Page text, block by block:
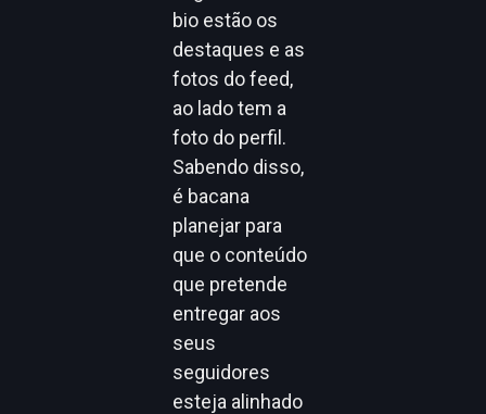
bio estão os
destaques e as
fotos do feed,
ao lado tem a
foto do perfil.
Sabendo disso,
é bacana
planejar para
que o conteúdo
que pretende
entregar aos
seus
seguidores
esteja alinhado